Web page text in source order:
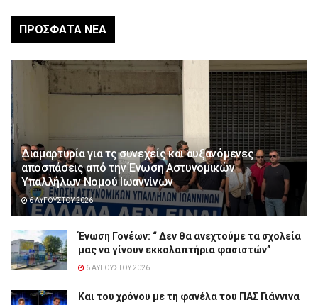
ΠΡΌΣΦΑΤΑ ΝΈΑ
Διαμαρτυρία για τς συνεχείς και αυξανόμενες
αποσπάσεις από την Ένωση Αστυνομικών
Υπαλλήλων Νομού Ιωαννίνων
6 ΑΥΓΟΎΣΤΟΥ 2026
Ένωση Γονέων: “ Δεν θα ανεχτούμε τα σχολεία
μας να γίνουν εκκολαπτήρια φασιστών”
6 ΑΥΓΟΎΣΤΟΥ 2026
Και του χρόνου με τη φανέλα του ΠΑΣ Γιάννινα